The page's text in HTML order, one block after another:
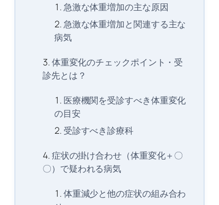
急激な体重増加の主な原因
急激な体重増加と関連する主な
病気
体重変化のチェックポイント・受
診先とは？
医療機関を受診すべき体重変化
の目安
受診すべき診療科
症状の掛け合わせ（体重変化＋〇
〇）で疑われる病気
体重減少と他の症状の組み合わ